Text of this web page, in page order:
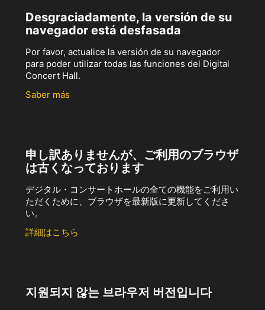
Desgraciadamente, la versión de su
navegador está desfasada
Por favor, actualice la versión de su navegador
para poder utilizar todas las funciones del Digital
Concert Hall.
Saber más
申し訳ありませんが、ご利用のブラウザ
は古くなっております
デジタル・コンサートホールの全ての機能をご利用い
ただくために、ブラウザを最新版に更新してくださ
い。
詳細はこちら
지원되지 않는 브라우저 버전입니다